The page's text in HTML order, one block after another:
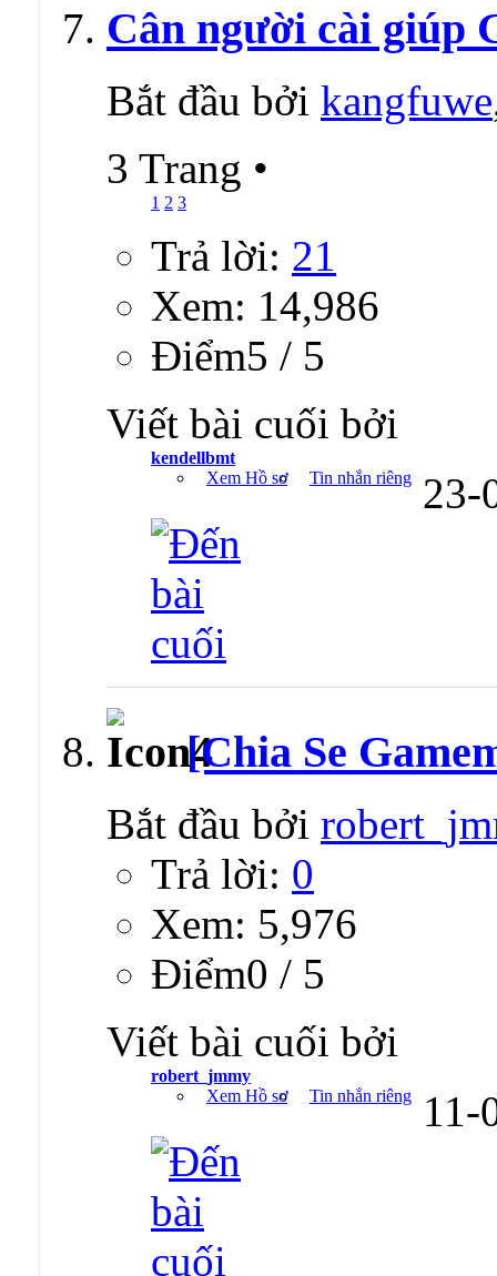
Cân người cài giúp
Bắt đầu bởi kangfuwe
3 Trang •
1 2 3
Trả lời: 21
Xem: 14,986
Ðiểm5 / 5
Viết bài cuối bởi
kendellbmt
Xem Hồ sơ
Tin nhắn riêng 23-
[Chia Se
Bắt đầu bởi
Trả lời: 0
Xem: 5,976
Ðiểm0 / 5
Viết bài cuối bởi
robert_jmmy
Xem Hồ sơ
Tin nhắn riêng 11-